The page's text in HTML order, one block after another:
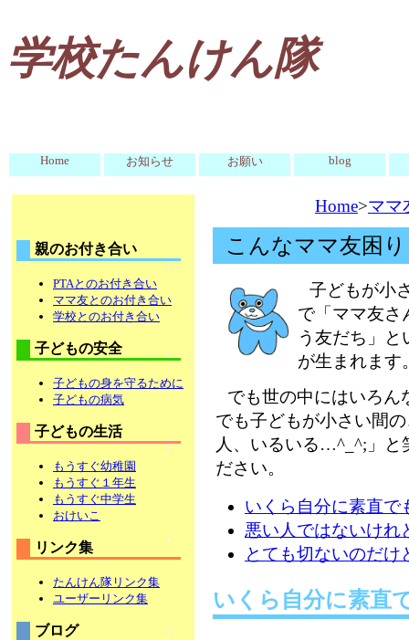
学校たんけん隊
Home お知らせ お願い blog
親のお付き合い
PTAとのお付き合い
ママ友とのお付き合い
学校とのお付き合い
子どもの安全
子どもの身を守るために
子どもの病気
子どもの生活
もうすぐ幼稚園
もうすぐ１年生
もうすぐ中学生
おけいこ
リンク集
たんけん隊リンク集
ユーザーリンク集
ブログ
Home>ママ
こんなママ友困
子どもが小
で「ママ友さ
う友だち」
が生まれます
でも世の中にはいろん
でも子どもが小さい間
人、いるいる…^_^;」と
ださい。
いくら自分に素直
悪い人ではないけ
とても切ないのだ
いくら自分に素直